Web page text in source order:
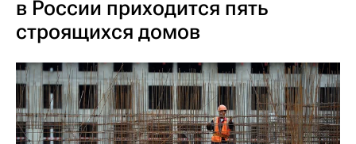
в России приходится пять
строящихся домов